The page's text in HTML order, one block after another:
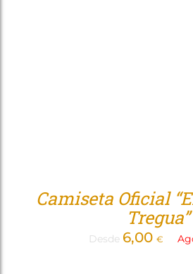
Camiseta Oficial
Tregua”
Desde 6,00 €